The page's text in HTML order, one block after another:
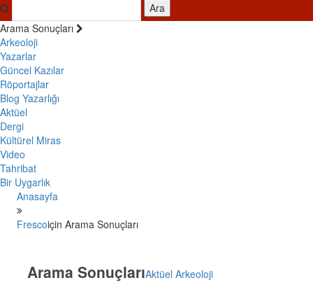
Ara
Arama Sonuçları
Arkeoloji
Yazarlar
Güncel Kazılar
Röportajlar
Blog Yazarlığı
Aktüel
Dergi
Kültürel Miras
Video
Tahribat
Bir Uygarlık
Anasayfa
Frescoiçin Arama Sonuçları
Arama SonuçlarıAktüel Arkeoloji